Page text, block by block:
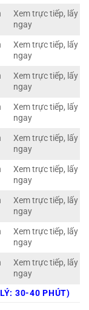
Xem trực tiếp, lấy
ngay
Xem trực tiếp, lấy
ngay
Xem trực tiếp, lấy
ngay
Xem trực tiếp, lấy
ngay
Xem trực tiếp, lấy
ngay
Xem trực tiếp, lấy
ngay
Xem trực tiếp, lấy
ngay
Xem trực tiếp, lấy
ngay
Xem trực tiếp, lấy
ngay
30-40 PHÚT)